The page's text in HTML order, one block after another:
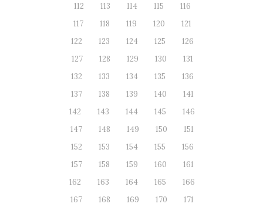
112
113 114 115
116
117
118 119 120
121
122
123 124 125
126
127
128 129 130
131
132
133 134 135
136
137
138 139 140
141
142
143 144 145
146
147
148 149 150
151
152
153 154 155
156
157
158 159 160
161
162
163 164 165
166
167
168 169 170
171